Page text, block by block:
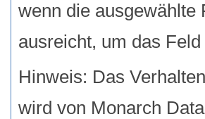
wenn die ausgewählte
ausreicht, um das
Hinweis: Das
wird von Monarch